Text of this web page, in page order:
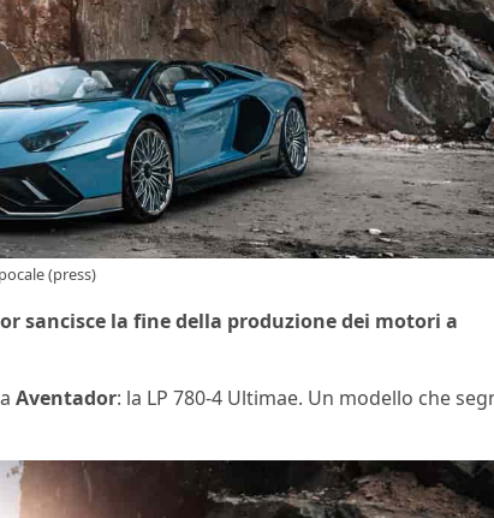
(press)
sancisce la fine della produzione dei motori a
Aventador: la LP 780-4 Ultimae. Un modello che